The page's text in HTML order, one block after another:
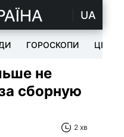
UA
ГОРОСКОПИ ЦІКАВЕ
не
сборную
2 хв